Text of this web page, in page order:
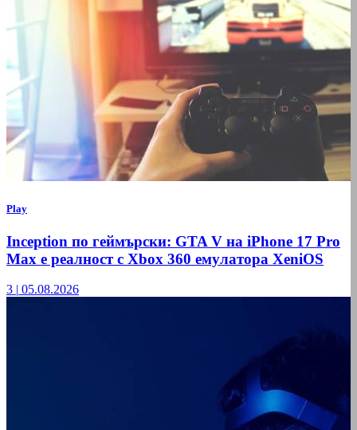
Play
Inception по геймърски: GTA V на iPhone 17 Pro
Max е реалност с Xbox 360 емулатора XeniOS
3 | 05.08.2026